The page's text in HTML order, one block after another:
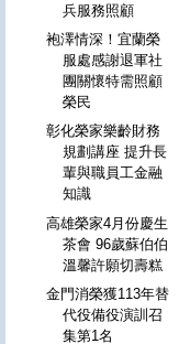
兵服務照顧
袍澤情深！宜蘭榮
服處感謝退軍社
團關懷特需照顧
榮民
彰化榮家樂齡財務
規劃講座 提升長
輩與職員工金融
知識
高雄榮家4月份慶生
茶會 96歲蘇伯伯
溫馨許願切壽糕
金門消榮獲113年替
代役備役演訓召
集第1名